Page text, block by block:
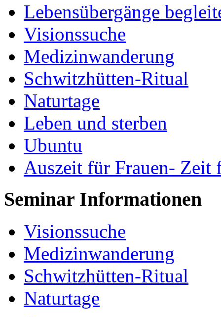
Lebensübergänge
Visionssuche
Medizinwanderung
Schwitzhütten-Ritual
Naturtage
Leben und sterben
Ubuntu
Auszeit für Frauen- Zeit
Seminar Informationen
Visionssuche
Medizinwanderung
Schwitzhütten-Ritual
Naturtage